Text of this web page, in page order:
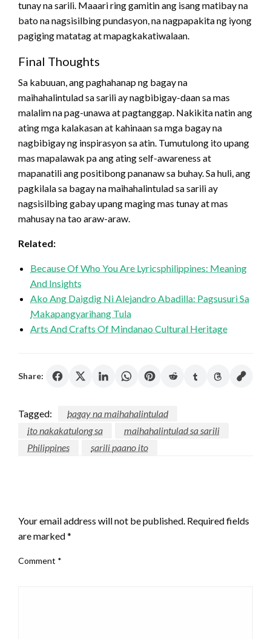
tunay na sarili. Maaari ring gamitin ang isang matibay na
bato na nagsisilbing pundasyon, na nagpapakita ng iyong
pagiging matatag at mapagkakatiwalaan.
Final Thoughts
Sa kabuuan, ang paghahanap ng bagay na
maihahalintulad sa sarili ay nagbibigay-daan sa mas
malalim na pag-unawa at pagtanggap. Nakikita natin ang
ating mga kalakasan at kahinaan sa mga bagay na
nagbibigay ng inspirasyon sa atin. Tumutulong ito upang
mas mapalawak pa ang ating self-awareness at
mapanatili ang positibong pananaw sa buhay. Sa huli, ang
pagkilala sa bagay na maihahalintulad sa sarili ay
nagsisilbing gabay upang maging mas tunay at mas
mahusay na tao araw-araw.
Related:
Because Of Who You Are Lyricsphilippines: Meaning
And Insights
Ako Ang Daigdig Ni Alejandro Abadilla: Pagsusuri Sa
Makapangyarihang Tula
Arts And Crafts Of Mindanao Cultural Heritage
Share:
Tagged:
bagay na maihahalintulad
ito nakakatulong sa
maihahalintulad sa sarili
Philippines
sarili paano ito
Your email address will not be published. Required fields
are marked*
Comment *